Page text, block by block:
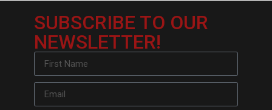
SUBSCRIBE TO OUR
NEWSLETTER!